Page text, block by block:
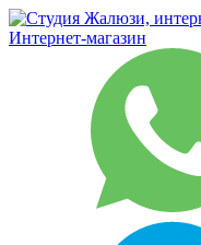
Интернет-магазин